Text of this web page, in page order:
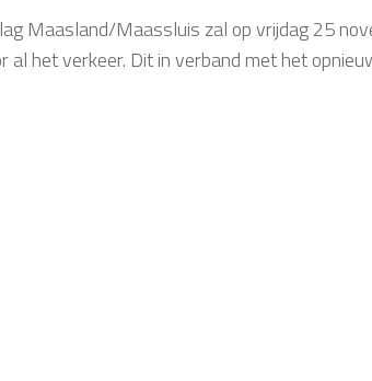
Maasland/Maassluis zal op vrijdag 25
het verkeer. Dit in verband met het